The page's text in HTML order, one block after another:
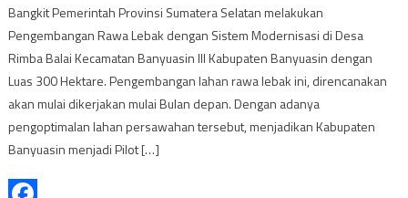
Bangkit Pemerintah Provinsi Sumatera Selatan melakukan
Pengembangan Rawa Lebak dengan Sistem Modernisasi di Desa
Rimba Balai Kecamatan Banyuasin III Kabupaten Banyuasin dengan
Luas 300 Hektare. Pengembangan lahan rawa lebak ini, direncanakan
akan mulai dikerjakan mulai Bulan depan. Dengan adanya
pengoptimalan lahan persawahan tersebut, menjadikan Kabupaten
Banyuasin menjadi Pilot […]